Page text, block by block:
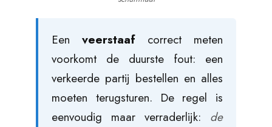
Eenveerstaaf correct meten
voorkomt de duurste fout: een
verkeerde partij bestellen en alles
moeten terugsturen. De regel is
eenvoudig maar verraderlijk: de